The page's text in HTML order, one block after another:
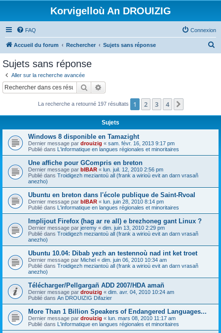
Korvigelloù An DROUIZIG
FAQ Connexion
Accueil du forum Rechercher Sujets sans réponse
c
Sujets sans réponse
Aller sur la recherche avancée
Rechercher
La recherche a retourné 197 résultats 1 2 3 4
Sujets
Windows 8 disponible en Tamazight
Dernier message par drouizig « sam. févr. 16, 2013 9:17 pm
Publié dans L'informatique en langues régionales et minoritaires
Une affiche pour GCompris en breton
Dernier message par bIBAR « lun. juil. 12, 2010 2:56 pm
Publié dans Troidigezh meziantoù all (frank a wirioù evit an darn vrasañ
anezho)
Ubuntu en breton dans l'école publique de Saint-Rvoal
Dernier message par bIBAR « lun. juin 28, 2010 8:14 pm
Publié dans L'informatique en langues régionales et minoritaires
Implijout Firefox (hag ar re all) e brezhoneg gant Linux ?
Dernier message par jeremy « dim. juin 13, 2010 2:29 pm
Publié dans Troidigezh meziantoù all (frank a wirioù evit an darn vrasañ
anezho)
Ubuntu 10.04: Dibab yezh an testennoù nad int ket troet
Dernier message par Michel « dim. juin 06, 2010 10:34 am
Publié dans Troidigezh meziantoù all (frank a wirioù evit an darn vrasañ
anezho)
Télécharger/Pellgargañ ADD 2007/HDA amañ
Dernier message par drouizig « dim. avr. 04, 2010 10:24 am
Publié dans An DROUIZIG Difazier
More Than 1 Billion Speakers of Endangered Languages...
Dernier message par drouizig « lun. mars 08, 2010 11:17 am
Publié dans L'informatique en langues régionales et minoritaires